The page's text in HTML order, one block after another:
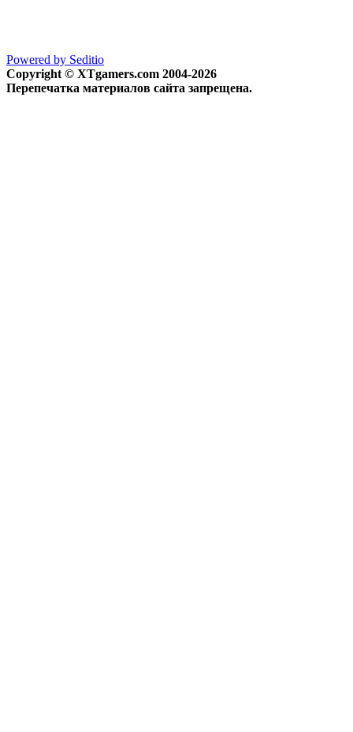
Powered by Seditio
Copyright © XTgamers.com 2004-2026
Перепечатка материалов сайта запрещена.